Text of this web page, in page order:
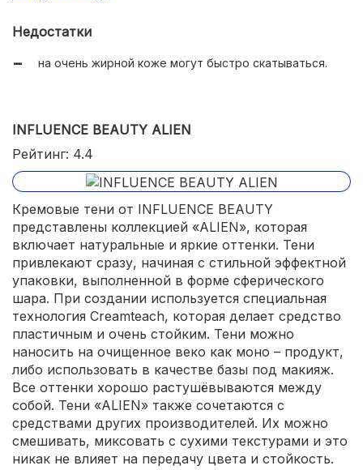
Недостатки
на очень жирной коже могут быстро скатываться.
INFLUENCE BEAUTY ALIEN
Рейтинг: 4.4
Кремовые тени от INFLUENCE BEAUTY
представлены коллекцией «ALIEN», которая
включает натуральные и яркие оттенки. Тени
привлекают сразу, начиная с стильной эффектной
упаковки, выполненной в форме сферического
шара. При создании используется специальная
технология Creamteach, которая делает средство
пластичным и очень стойким. Тени можно
наносить на очищенное веко как моно – продукт,
либо использовать в качестве базы под макияж.
Все оттенки хорошо растушёвываются между
собой. Тени «ALIEN» также сочетаются с
средствами других производителей. Их можно
смешивать, миксовать с сухими текстурами и это
никак не влияет на передачу цвета и стойкость.